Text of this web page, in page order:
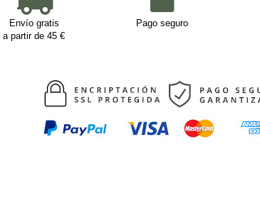
Envío gratis
a partir de 45 €
Pago seguro